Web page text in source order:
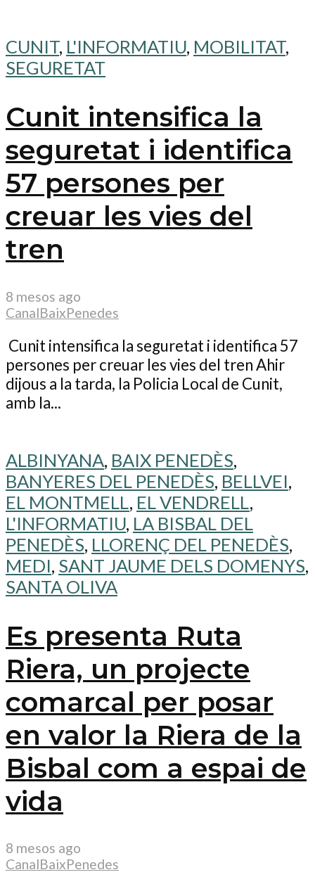
CUNIT, L'INFORMATIU, MOBILITAT,
SEGURETAT
Cunit intensifica la
seguretat i identifica
57 persones per
creuar les vies del
tren
8 mesos ago
CanalBaixPenedes
Cunit intensifica la seguretat i identifica 57
persones per creuar les vies del tren Ahir
dijous a la tarda, la Policia Local de Cunit,
amb la...
ALBINYANA, BAIX PENEDÈS,
BANYERES DEL PENEDÈS, BELLVEI,
EL MONTMELL , EL VENDRELL ,
L'INFORMATIU, LA BISBAL DEL
PENEDÈS, LLORENÇ DEL PENEDÈS,
MEDI, SANT JAUME DELS DOMENYS,
SANTA OLIVA
Es presenta Ruta
Riera, un projecte
comarcal per posar
en valor la Riera de la
Bisbal com a espai de
vida
8 mesos ago
CanalBaixPenedes